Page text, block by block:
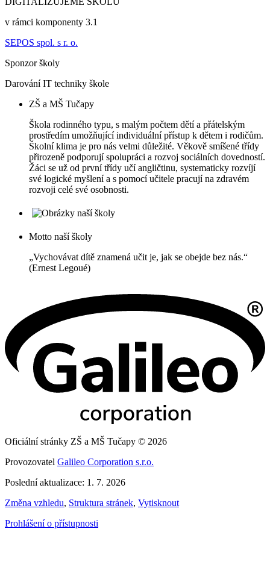
v rámci komponenty 3.1
SEPOS spol. s r. o.
Sponzor školy
Darování IT techniky škole
ZŠ a MŠ Tučapy
Škola rodinného typu, s malým počtem dětí a přátelským
prostředím umožňující individuální přístup k dětem i rodičům.
Školní klima je pro nás velmi důležité. Věkově smíšené třídy
přirozeně podporují spolupráci a rozvoj sociálních dovedností.
Žáci se už od první třídy učí angličtinu, systematicky rozvíjí
své logické myšlení a s pomocí učitele pracují na zdravém
rozvoji celé své osobnosti.
Motto naší školy
„Vychovávat dítě znamená učit je, jak se obejde bez nás.“
(Ernest Legoué)
Oficiální stránky ZŠ a MŠ Tučapy © 2026
Provozovatel Galileo Corporation s.r.o.
Poslední aktualizace: 1. 7. 2026
Změna vzhledu, Struktura stránek, Vytisknout
Prohlášení o přístupnosti